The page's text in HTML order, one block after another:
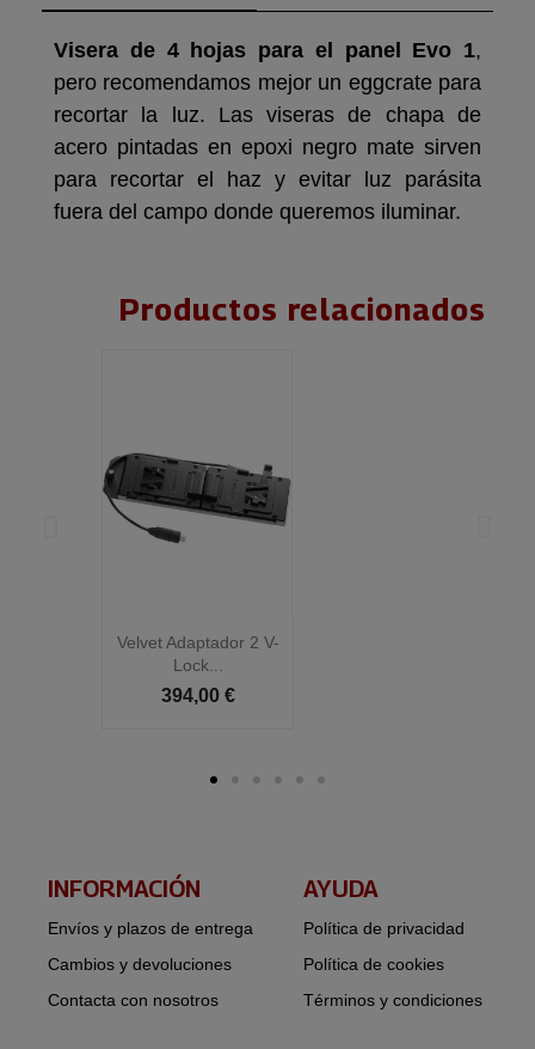
Visera de 4 hojas para el panel Evo 1,
pero recomendamos mejor un eggcrate para
recortar la luz. Las viseras de chapa de
acero pintadas en epoxi negro mate sirven
para recortar el haz y evitar luz parásita
fuera del campo donde queremos iluminar.
Productos relacionados
Velvet Adaptador 2 V-
Lock...
394,00 €
INFORMACIÓN​
Envíos y plazos de entrega
Cambios y devoluciones
Contacta con nosotros
AYUDA
Política de privacidad
Política de cookies
Términos y condiciones